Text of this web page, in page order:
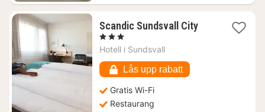
Scandic Sundsvall City1
, 3 Stjärnor
Hotell i Sundsvall
Lås upp rabatt
Gratis Wi-Fi
Restaurang